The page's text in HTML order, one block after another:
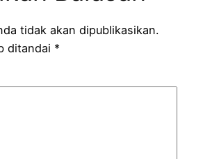
tidak akan dipublikasikan.
ditandai *